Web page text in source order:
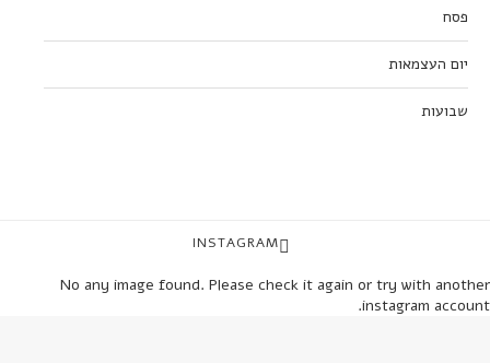
פסח
יום העצמאות
שבועות
INSTAGRAM
No any image found. Please check it again or try with another
instagram account.